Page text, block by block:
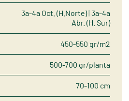
3a-4a Oct. (H.Norte) | 3a-4a
Abr. (H. Sur)
450-550 gr/m2
500-700 gr/planta
70-100 cm